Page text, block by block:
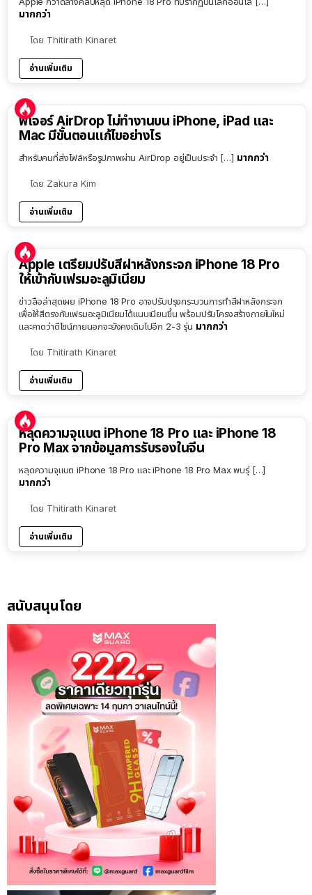
มากกว่า
โดย Thitirath Kinaret
อ่านเพิ่มเติม
ฟีเจอร์ AirDrop ไม่ทำงานบน iPhone, iPad และ
Mac มีขั้นตอนแก้ไขอย่างไร
สำหรับคนที่ส่งไฟล์หรือรูปภาพผ่าน AirDrop อยู่เป็นประจำ […] มากกว่า
โดย Zakura Kim
อ่านเพิ่มเติม
Apple เตรียมปรับสีฝาหลังกระจก iPhone 18 Pro
ให้เข้ากับเฟรมอะลูมิเนียม
ข่าวลือล่าสุดเผย iPhone 18 Pro อาจปรับปรุงกระบวนการทำสีฝาหลังกระจก
เพื่อให้สีตรงกับเฟรมอะลูมิเนียมได้แนบเนียนขึ้น พร้อมปรับโครงสร้างภายในใหม่
และคาดว่าดีไซน์ภายนอกจะยังคงเดิมไปอีก 2-3 รุ่น มากกว่า
โดย Thitirath Kinaret
อ่านเพิ่มเติม
หลุดความจุแบต iPhone 18 Pro และ iPhone 18
Pro Max จากข้อมูลการรับรองในจีน
หลุดความจุแบต iPhone 18 Pro และ iPhone 18 Pro Max พบรุ่ […]
มากกว่า
โดย Thitirath Kinaret
อ่านเพิ่มเติม
สนับสนุนโดย